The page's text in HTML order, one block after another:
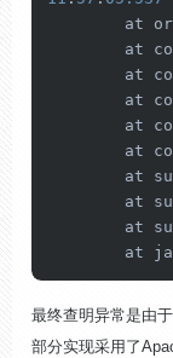
at
at
at
at
at
at
at
at
at
at
最终查明异常是由
部分实现采用了